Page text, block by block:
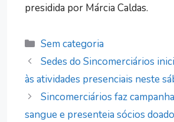
presidida por Márcia Caldas.
Categorias
Sem categoria
Sedes do Sincomerciários
às atividades presenciais neste
Sincomerciários faz
sangue e presenteia sócios